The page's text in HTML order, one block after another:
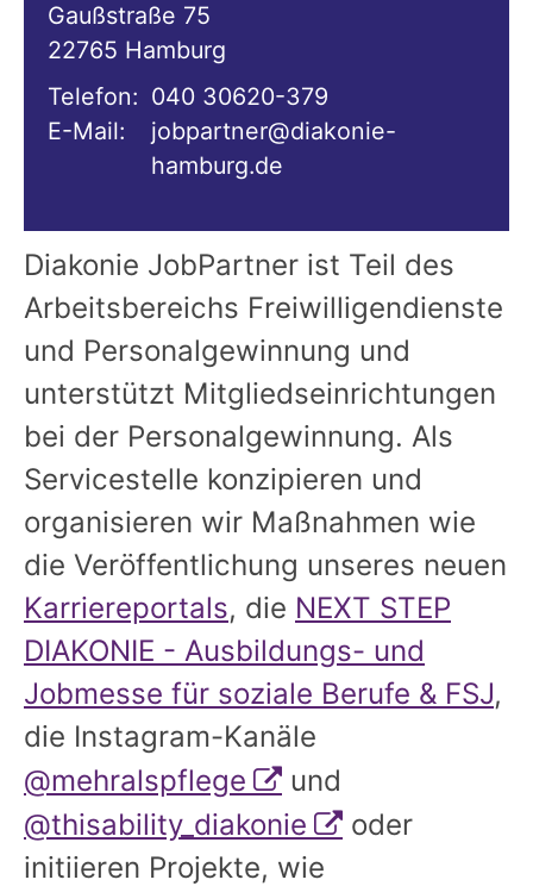
Gaußstraße 75
22765 Hamburg
Telefon: 040 30620-379
E-Mail:
jobpartner@diakonie-
hamburg.de
Diakonie JobPartner ist Teil des
Arbeitsbereichs Freiwilligendienste
und Personalgewinnung und
unterstützt Mitgliedseinrichtungen
bei der Personalgewinnung. Als
Servicestelle konzipieren und
organisieren wir Maßnahmen wie
die Veröffentlichung unseres neuen
Karriereportals, die NEXT STEP
DIAKONIE - Ausbildungs- und
Jobmesse für soziale Berufe & FSJ,
die Instagram-Kanäle
@mehralspflege
und
@thisability_diakonie
oder
initiieren Projekte, wie